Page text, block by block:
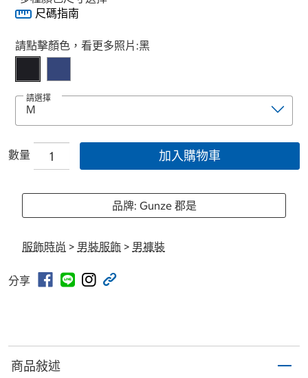
尺碼指南
Select product
請點擊顏色，看更多照片:黑
請選擇
數量 加入購物車
品牌: Gunze 郡是
服飾時尚 > 男裝服飾 > 男褲裝
分享
商品敍述